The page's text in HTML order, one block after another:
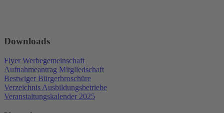
Downloads
Flyer Werbegemeinschaft
Aufnahmeantrag Mitgliedschaft
Bestwiger Bürgerbroschüre
Verzeichnis Ausbildungsbetriebe
Veranstaltungskalender 2025